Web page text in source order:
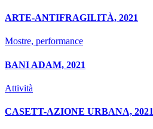
ARTE-ANTIFRAGILITÀ, 2021
Mostre, performance
BANI ADAM, 2021
Attività
CASETT-AZIONE URBANA, 2021